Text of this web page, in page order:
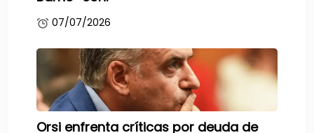
07/07/2026
Orsi enfrenta críticas por deuda de